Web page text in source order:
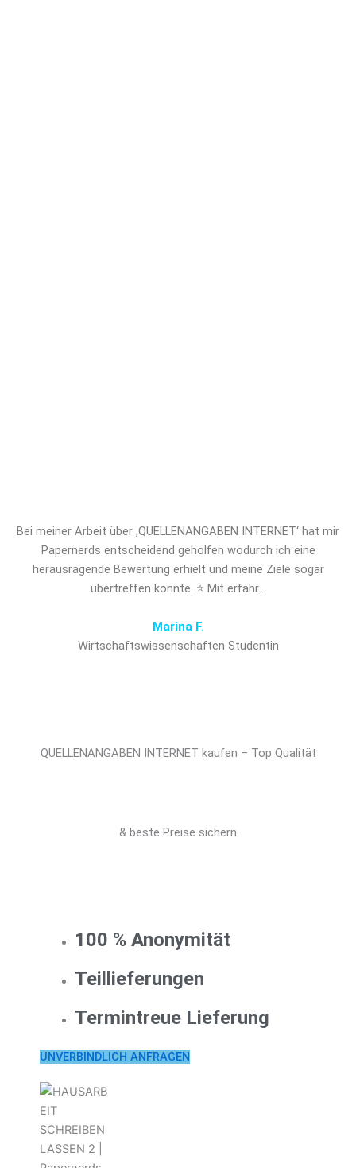
Bei meiner Arbeit über ‚QUELLENANGABEN INTERNET‘ hat mir
Papernerds entscheidend geholfen wodurch ich eine
herausragende Bewertung erhielt und meine Ziele sogar
übertreffen konnte. ⭐ Mit erfahr…
Marina F.
Wirtschaftswissenschaften Studentin
QUELLENANGABEN INTERNET kaufen – Top Qualität
& beste Preise sichern
100 % Anonymität
Teillieferungen
Termintreue Lieferung
UNVERBINDLICH ANFRAGEN